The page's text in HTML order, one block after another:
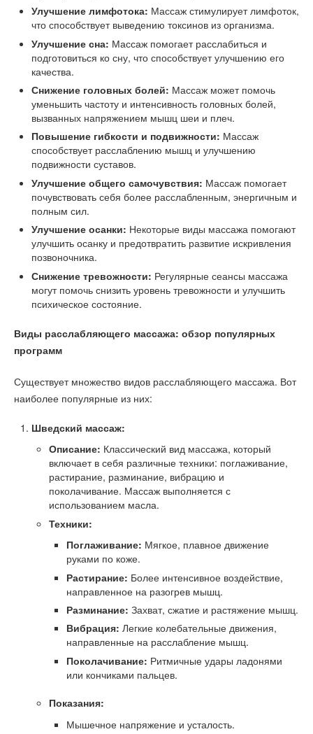
Улучшение лимфотока: Массаж стимулирует лимфоток,
что способствует выведению токсинов из организма.
Улучшение сна: Массаж помогает расслабиться и
подготовиться ко сну, что способствует улучшению его
качества.
Снижение головных болей: Массаж может помочь
уменьшить частоту и интенсивность головных болей,
вызванных напряжением мышц шеи и плеч.
Повышение гибкости и подвижности: Массаж
способствует расслаблению мышц и улучшению
подвижности суставов.
Улучшение общего самочувствия: Массаж помогает
почувствовать себя более расслабленным, энергичным и
полным сил.
Улучшение осанки: Некоторые виды массажа помогают
улучшить осанку и предотвратить развитие искривления
позвоночника.
Снижение тревожности: Регулярные сеансы массажа
могут помочь снизить уровень тревожности и улучшить
психическое состояние.
Виды расслабляющего массажа: обзор популярных
программ
Существует множество видов расслабляющего массажа. Вот
наиболее популярные из них:
Шведский массаж:
Описание: Классический вид массажа, который
включает в себя различные техники: поглаживание,
растирание, разминание, вибрацию и
поколачивание. Массаж выполняется с
использованием масла.
Техники:
Поглаживание: Мягкое, плавное движение
руками по коже.
Растирание: Более интенсивное воздействие,
направленное на разогрев мышц.
Разминание: Захват, сжатие и растяжение мышц.
Вибрация: Легкие колебательные движения,
направленные на расслабление мышц.
Поколачивание: Ритмичные удары ладонями
или кончиками пальцев.
Показания:
Мышечное напряжение и усталость.